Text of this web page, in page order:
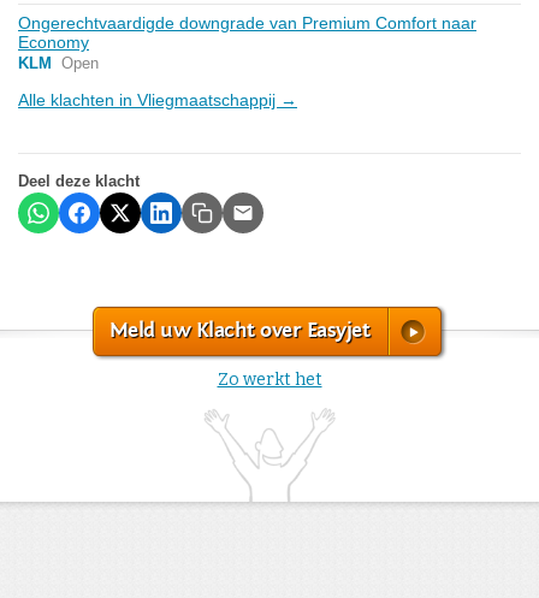
Ongerechtvaardigde downgrade van Premium Comfort naar
Economy
KLM Open
Alle klachten in Vliegmaatschappij →
Deel deze klacht
Meld uw Klacht over Easyjet
Zo werkt het